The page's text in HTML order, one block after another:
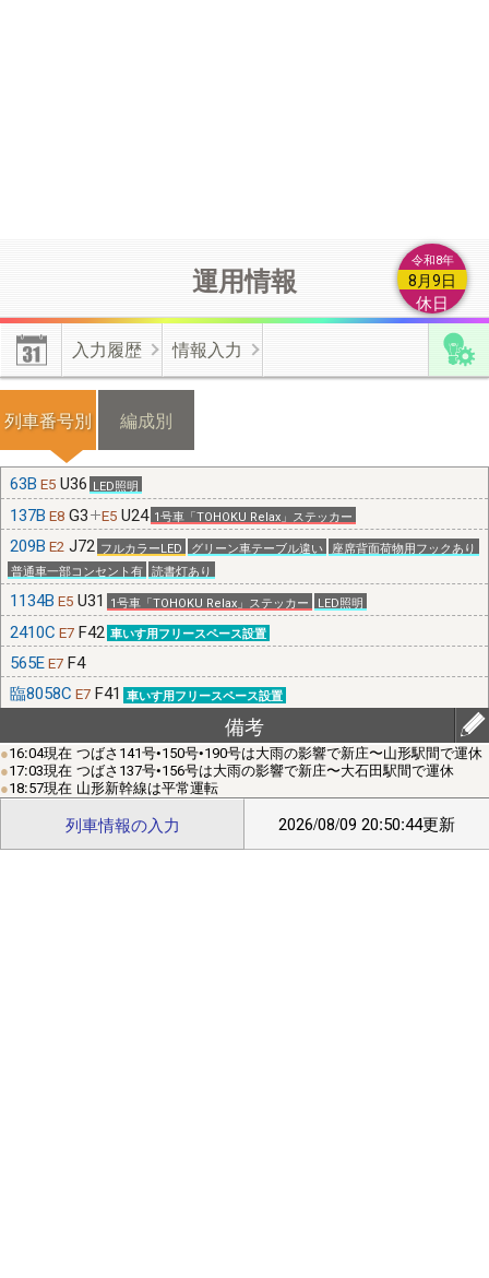
によるもの等の類は付加情報とは認められませんので登録しない
【編成付加情報】
有効･無効化時の不具合修正しました。上書き
更新した情報を無効化した場合は、無効化操作前の情報が有効と
なります。
具合フォームよりご連絡ください。
≪位置情報の有効化≫端末の許可設定とﾌﾞﾗｳｻﾞの許可設定が必
要です。
【端末の設定】(android)｢設定(歯車)｣⇒｢現在地情報｣⇒｢プライ
バシー｣/(iphone)｢設定(歯車)｣⇒｢プライバシー｣⇒｢現在地情報｣
で位置情報を｢ON｣
【ﾌﾞﾗｳｻﾞの設定】(chrome)右上ﾒﾆｭｰ⇒｢設定(歯車)｣⇒｢ｻｲﾄの設
定｣/(safari)左上ﾒﾆｭｰ⇒｢Webｻｲﾄの設定｣⇒｢位置情報｣ で位置情報
を｢許可｣にしてください｡
運用情報
令和8年
8月9日
休日
入力履歴 情報入力
列車番号別 編成別
63B E5 U36 LED照明
137B E8 G3 E5 U24 1号車「TOHOKU Relax」ステッカー
209B E2 J72 フルカラーLED グリーン車テーブル違い 座席背面荷物用フックあり
普通車一部コンセント有 読書灯あり
1134B E5 U31 1号車「TOHOKU Relax」ステッカー LED照明
2410C E7 F42 車いす用フリースペース設置
565EE7 F4
臨8058C E7 F41 車いす用フリースペース設置
備考
16:04現在 つばさ141号•150号•190号は大雨の影響で新庄〜山形駅間で運休
17:03現在 つばさ137号•156号は大雨の影響で新庄〜大石田駅間で運休
18:57現在 山形新幹線は平常運転
列車情報の入力 2026/08/09 20:50:44更新